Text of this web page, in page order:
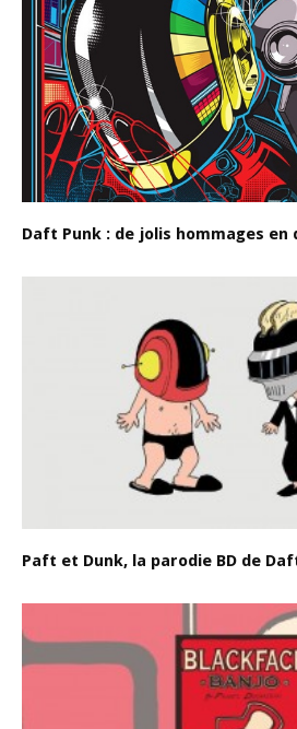
Daft Punk : de jolis hommages en
Paft et Dunk, la parodie BD de